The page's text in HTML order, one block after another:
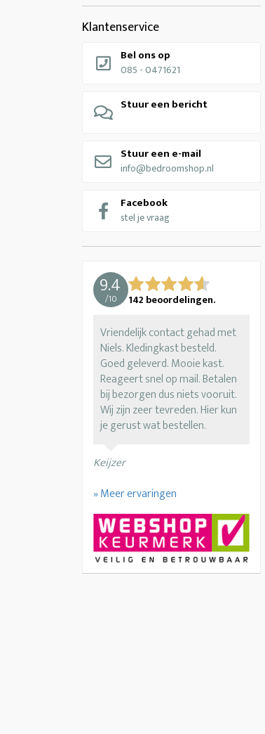
Klantenservice
Bel ons op
085 - 0471621
Stuur een bericht
Stuur een e-mail
info@bedroomshop.nl
Facebook
stel je vraag
9.4
/10 142 beoordelingen.
Vriendelijk contact gehad met
Niels. Kledingkast besteld.
Goed geleverd. Mooie kast.
Reageert snel op mail. Betalen
bij bezorgen dus niets vooruit.
Wij zijn zeer tevreden. Hier kun
je gerust wat bestellen.
Keijzer
» Meer ervaringen